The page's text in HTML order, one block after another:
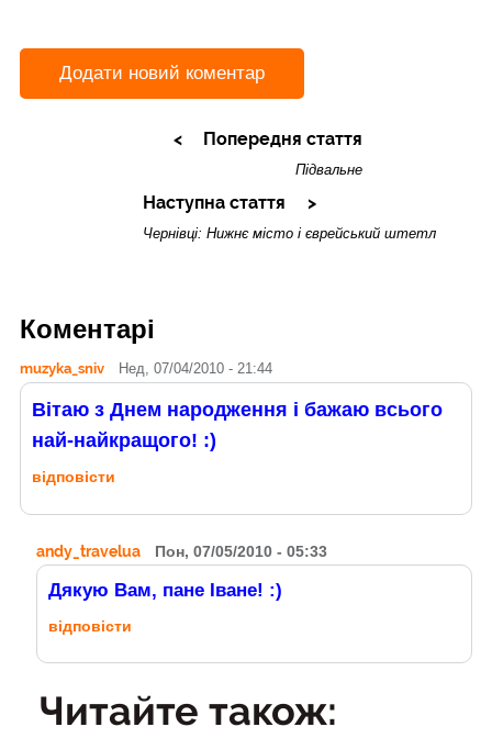
Додати новий коментар
Попередня стаття
Підвальне
Наступна стаття
Чернівці: Нижнє місто і єврейський штетл
Коментарі
muzyka_sniv Нед, 07/04/2010 - 21:44
Вітаю з Днем народження і бажаю всього
най-найкращого! :)
відповісти
andy_travelua Пон, 07/05/2010 - 05:33
Дякую Вам, пане Іване! :)
відповісти
Читайте також: